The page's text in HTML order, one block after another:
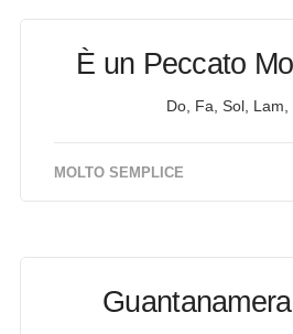
È un Peccato
Do, Fa, Sol, Lam,
MOLTO SEMPLICE